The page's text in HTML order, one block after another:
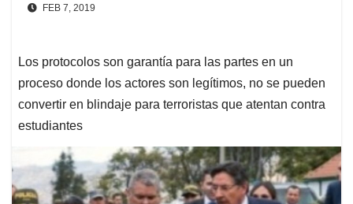
FEB 7, 2019
Los protocolos son garantía para las partes en un
proceso donde los actores son legítimos, no se pueden
convertir en blindaje para terroristas que atentan contra
estudiantes